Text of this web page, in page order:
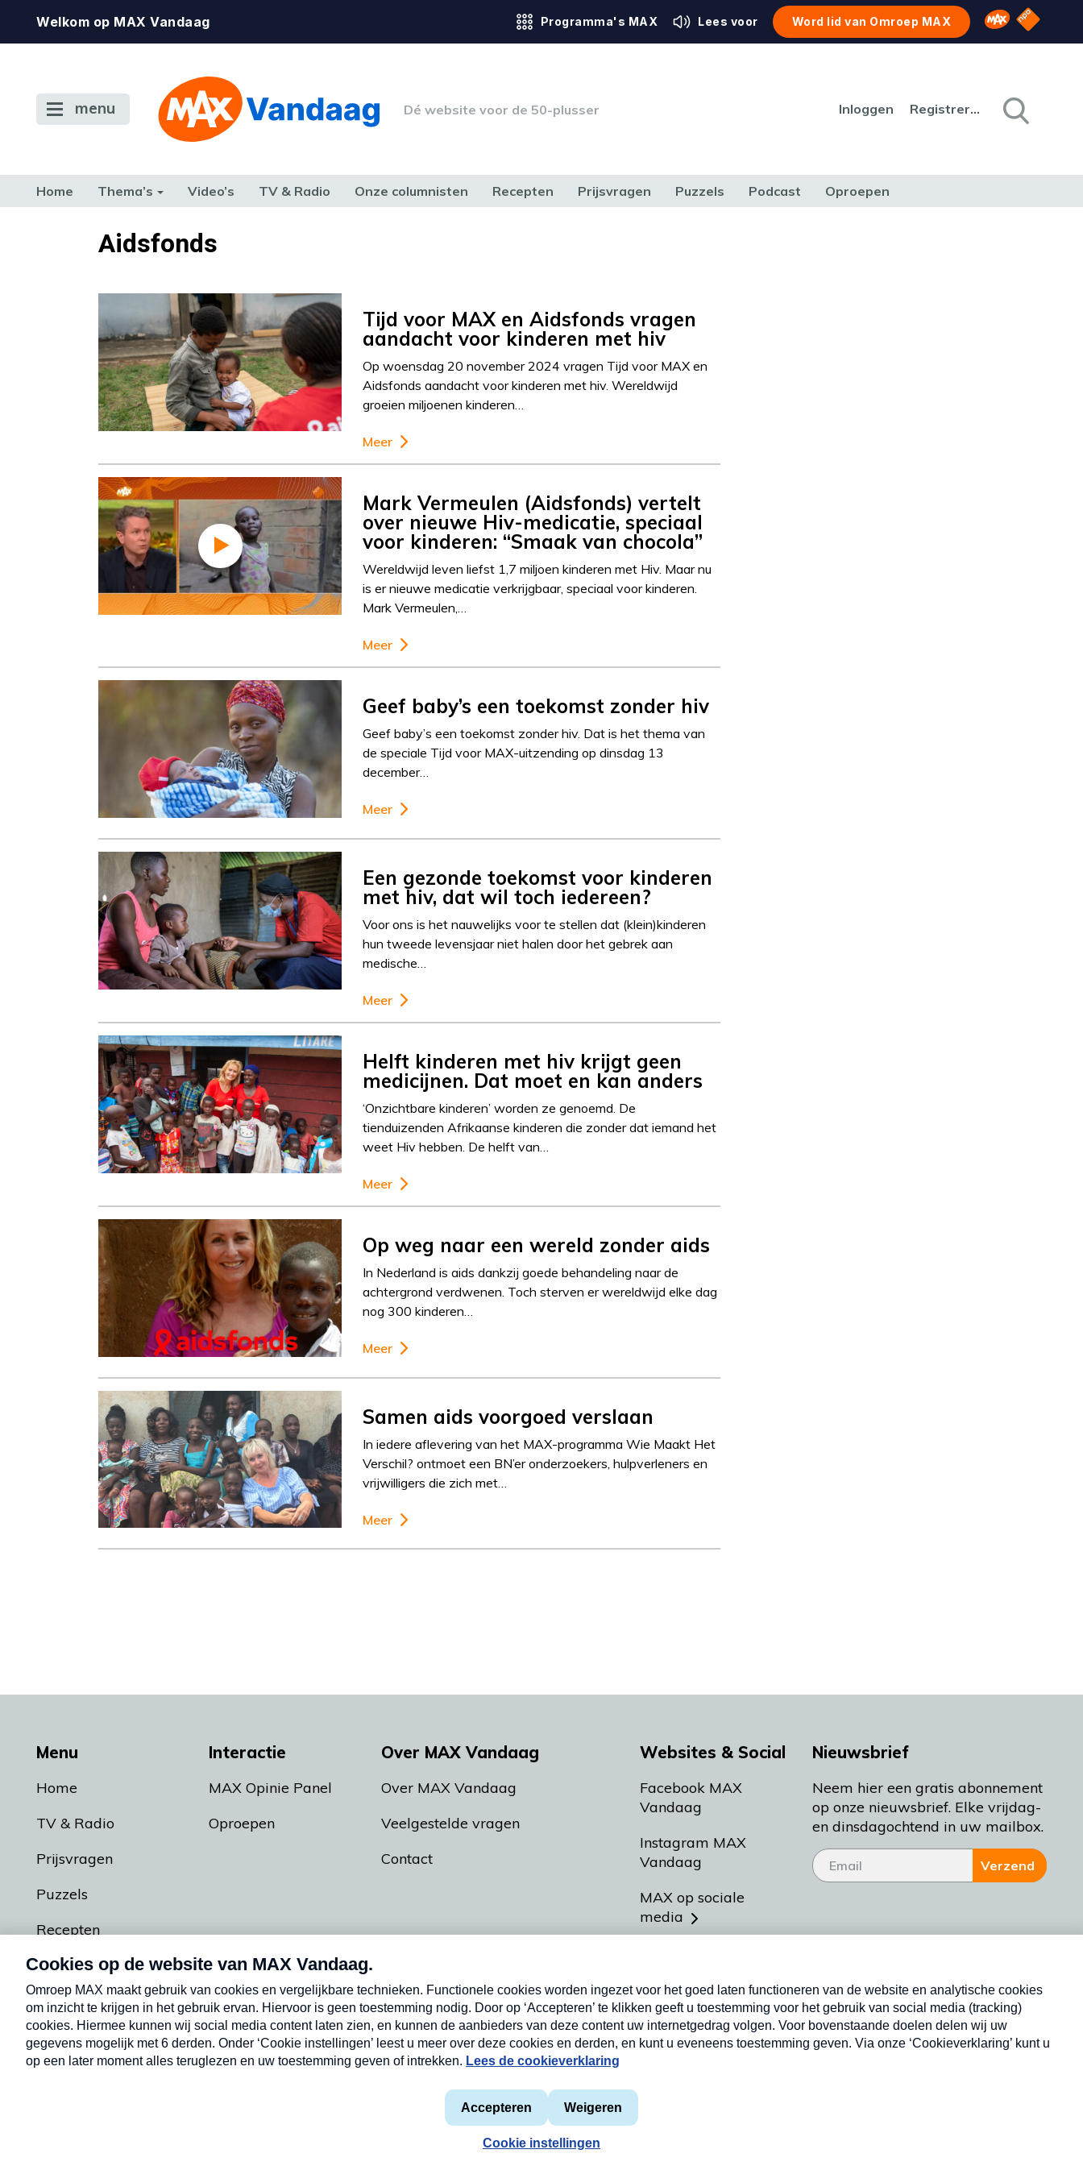
Welkom op MAX Vandaag Programma's MAX Lees voor Word lid van Omroep MAX Omroep MAX
NPO
menu Dé website voor de 50-plusser Inloggen Registreren
Home Thema’s Video’s TV & Radio Onze columnisten Recepten Prijsvragen Puzzels Podcast Oproepen
TERUG NAAR TOENAidsfonds
Tijd voor MAX en Aidsfonds vragen
aandacht voor kinderen met hiv
Op woensdag 20 november 2024 vragen Tijd voor MAX en
Aidsfonds aandacht voor kinderen met hiv. Wereldwijd
groeien miljoenen kinderen…
Meer
Mark Vermeulen (Aidsfonds) vertelt
over nieuwe Hiv-medicatie, speciaal
voor kinderen: “Smaak van chocola”
Wereldwijd leven liefst 1,7 miljoen kinderen met Hiv. Maar nu
is er nieuwe medicatie verkrijgbaar, speciaal voor kinderen.
Mark Vermeulen,…
Meer
Geef baby’s een toekomst zonder hiv
Geef baby’s een toekomst zonder hiv. Dat is het thema van
de speciale Tijd voor MAX-uitzending op dinsdag 13
december…
Meer
Een gezonde toekomst voor kinderen
met hiv, dat wil toch iedereen?
Voor ons is het nauwelijks voor te stellen dat (klein)kinderen
hun tweede levensjaar niet halen door het gebrek aan
medische…
Meer
Helft kinderen met hiv krijgt geen
medicijnen. Dat moet en kan anders
‘Onzichtbare kinderen’ worden ze genoemd. De
tienduizenden Afrikaanse kinderen die zonder dat iemand het
weet Hiv hebben. De helft van…
Meer
Op weg naar een wereld zonder aids
In Nederland is aids dankzij goede behandeling naar de
achtergrond verdwenen. Toch sterven er wereldwijd elke dag
nog 300 kinderen…
Meer
Samen aids voorgoed verslaan
In iedere aflevering van het MAX-programma Wie Maakt Het
Verschil? ontmoet een BN’er onderzoekers, hulpverleners en
vrijwilligers die zich met…
Meer
Menu
Home
TV & Radio
Prijsvragen
Puzzels
Recepten
Podcasts
Interactie
MAX Opinie Panel
Oproepen
Over MAX Vandaag
Over MAX Vandaag
Veelgestelde vragen
Contact
Websites & Social
Facebook MAX
Vandaag
Instagram MAX
Vandaag
MAX op sociale
media
Meldpunt Actueel
Heel Holland Bakt
Nieuwsbrief
Neem hier een gratis abonnement
op onze nieuwsbrief. Elke vrijdag-
en dinsdagochtend in uw mailbox.
Verzend
Privacyverklaring
Cookieverklaring
Nieuwsbrief
Neem hier een gratis abonnement op onze